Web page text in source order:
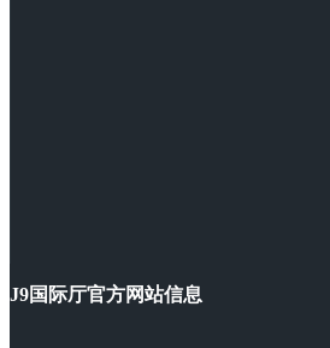
J9国际厅官方网站信息